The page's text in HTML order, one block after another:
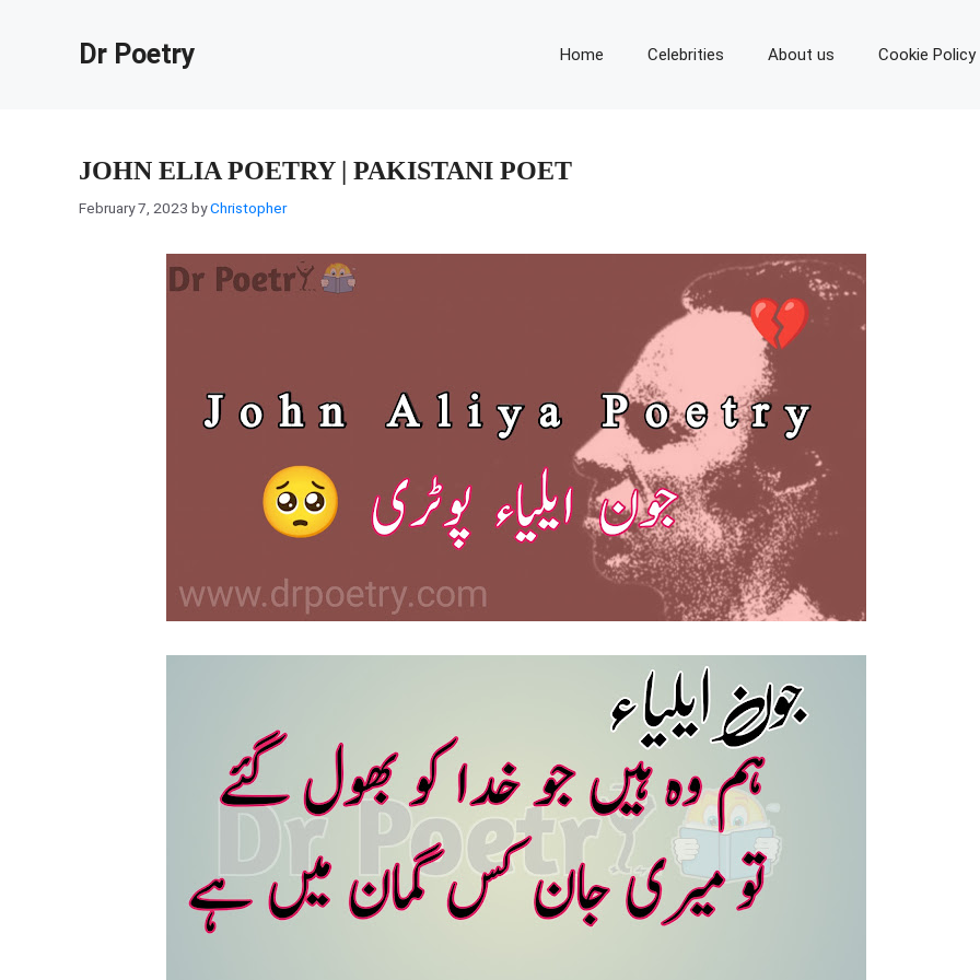
Dr Poetry Home Celebrities About us Cookie
JOHN ELIA POETRY | PAKISTANI POET
February 7, 2023 byChristopher